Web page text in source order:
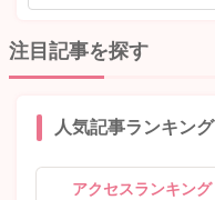
注目記事を探す
人気記事ランキング
アクセスランキング